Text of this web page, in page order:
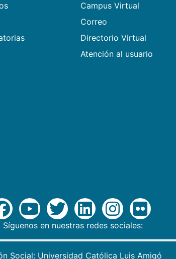
Campus Virtual
Correo
Directorio Virtual
Atención al usuario
Síguenos en nuestras redes sociales:
Social: Universidad Católica Luis Amigó